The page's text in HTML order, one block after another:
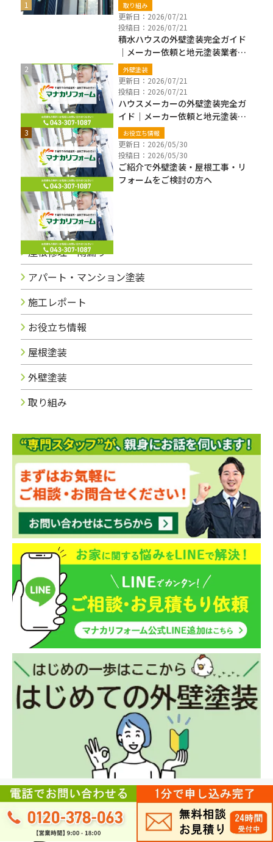
取り組み
更新日：2026/07/21
投稿日：2026/07/21
積水ハウスの外壁塗装完全ガイド
｜メーカー依頼と地元塗装業者の
違い・費用・保証確認【千葉県】
外壁塗装
更新日：2026/07/21
投稿日：2026/07/21
ハウスメーカーの外壁塗装完全ガ
イド｜メーカー依頼と地元塗装業
者の違い・費用・注意点【千葉
県】
お役立ち情報
更新日：2026/05/30
投稿日：2026/05/30
ご紹介で外壁塗装・屋根工事・リ
フォームをご検討の方へ
ブログカテゴリー
屋根修理・雨漏り
アパート・マンション塗装
施工レポート
お役立ち情報
屋根塗装
外壁塗装
取り組み